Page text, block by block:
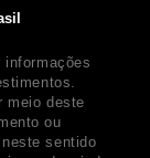
meio deste
ou
sentido